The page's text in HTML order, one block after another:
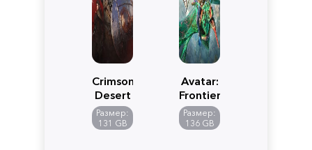
Crimson
Desert
Размер:
131 GB
Avatar:
Frontiers
of
Pandora
Размер:
136 GB